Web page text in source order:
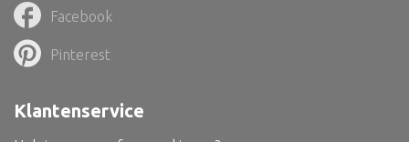
Alle oosterse meubels
Oosterse kast
Facebook
Pinterest
Klantenservice